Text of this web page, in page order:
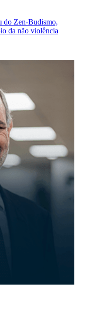
do Zen-Budismo,
da não violência